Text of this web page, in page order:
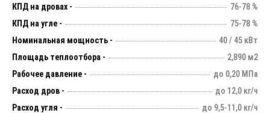
КПД на дровах -
76-78 %
КПД на угле -
75-78 %
Номинальная мощность -
40 / 45 кВт
Площадь теплоотбора -
2,890 м2
Рабочее давление -
до 0,20 МПа
Расход дров -
до 12,0 кг/ч
Расход угля -
до 9,5-11,0 кг/ч